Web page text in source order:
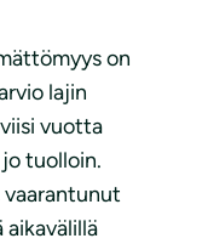
on
lajin
vuotta
tuolloin.
vaarantunut
aikavälillä